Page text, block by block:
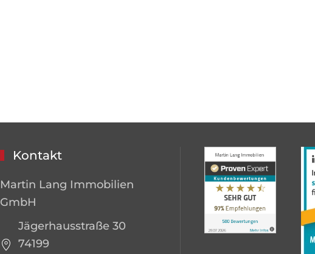
Kontakt
Martin Lang Immobilien
GmbH
Jägerhausstraße 30
74199